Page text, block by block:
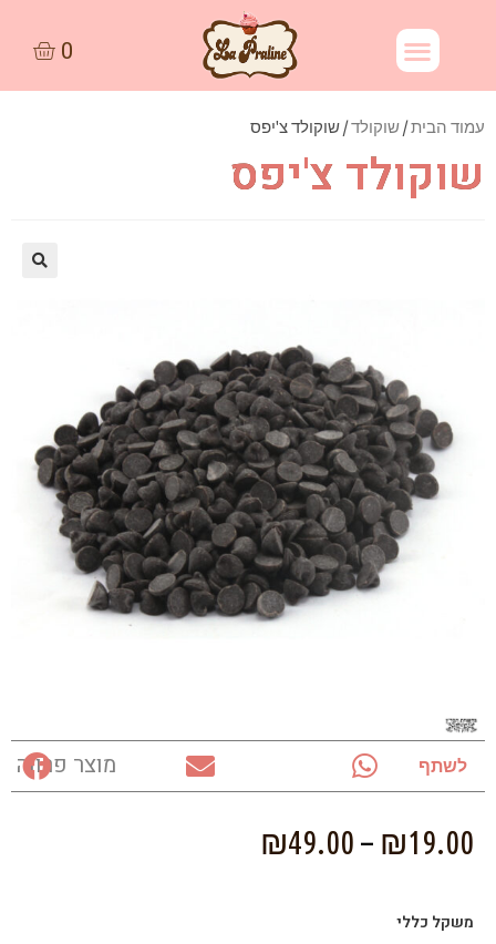
עמוד הבית/שוקולד/ שוקולד צ'יפס
שוקולד צ'יפס
מוצר פרווה לשתף
₪19.00
–
₪49.00
משקל כללי